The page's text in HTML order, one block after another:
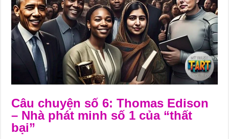
Câu chuyện số 6: Thomas Edison
– Nhà phát minh số 1 của “thất
bại”